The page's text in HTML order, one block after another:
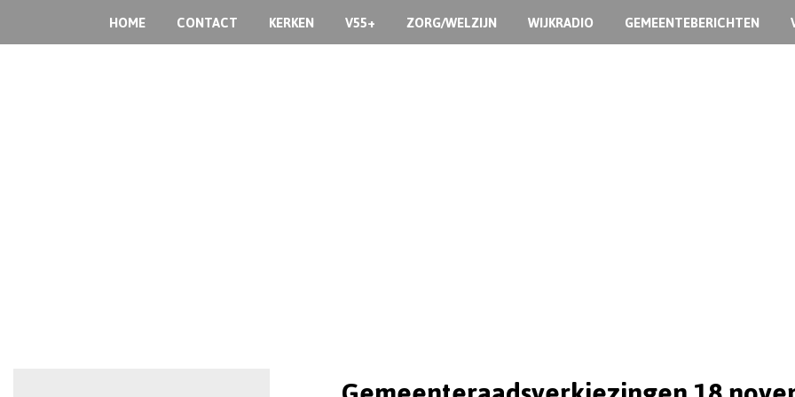
HOME CONTACT KERKEN V55+ ZORG/WELZIJN WIJKRADIO GEMEENTEBERICHTEN